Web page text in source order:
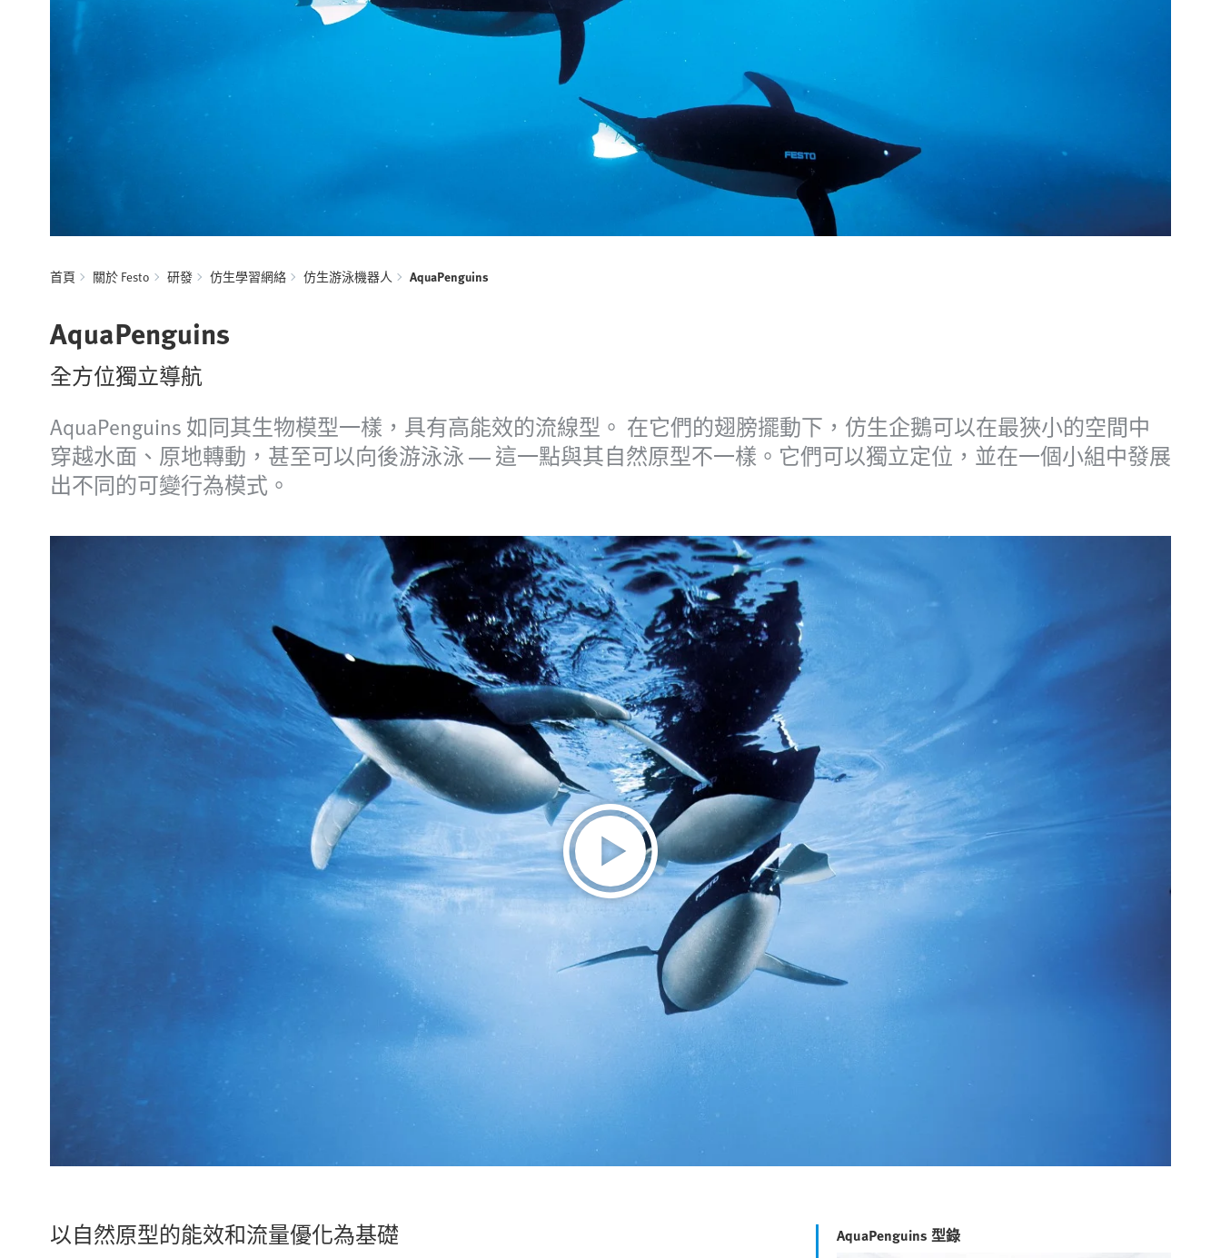
首頁 關於 Festo 研發 仿生學習網絡 仿生游泳機器人 AquaPenguins
AquaPenguins
全方位獨立導航
AquaPenguins 如同其生物模型一樣，具有高能效的流線型。 在它們的翅膀擺動下，仿生企鵝可以在最狹小的空間中
穿越水面、原地轉動，甚至可以向後游泳泳 — 這一點與其自然原型不一樣。它們可以獨立定位，並在一個小組中發展
出不同的可變行為模式。
以自然原型的能效和流量優化為基礎 AquaPenguins 型錄